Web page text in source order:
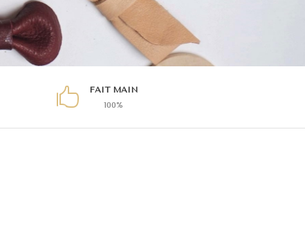

FAIT MAIN
100%